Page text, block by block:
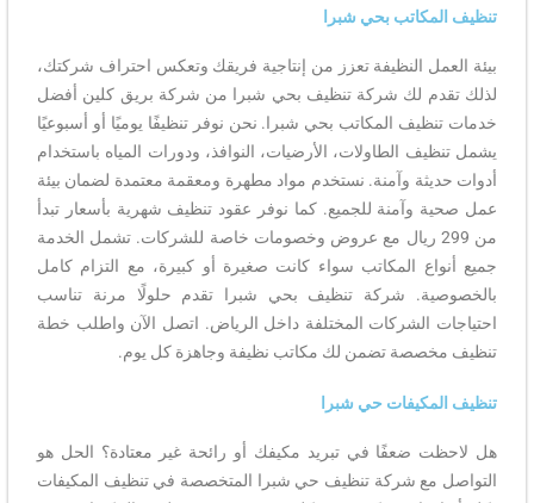
تنظيف المكاتب بحي شبرا
بيئة العمل النظيفة تعزز من إنتاجية فريقك وتعكس احتراف شركتك،
لذلك تقدم لك شركة تنظيف بحي شبرا من شركة بريق كلين أفضل
خدمات تنظيف المكاتب بحي شبرا. نحن نوفر تنظيفًا يوميًا أو أسبوعيًا
يشمل تنظيف الطاولات، الأرضيات، النوافذ، ودورات المياه باستخدام
أدوات حديثة وآمنة. نستخدم مواد مطهرة ومعقمة معتمدة لضمان بيئة
عمل صحية وآمنة للجميع. كما نوفر عقود تنظيف شهرية بأسعار تبدأ
من 299 ريال مع عروض وخصومات خاصة للشركات. تشمل الخدمة
جميع أنواع المكاتب سواء كانت صغيرة أو كبيرة، مع التزام كامل
بالخصوصية. شركة تنظيف بحي شبرا تقدم حلولًا مرنة تناسب
احتياجات الشركات المختلفة داخل الرياض. اتصل الآن واطلب خطة
تنظيف مخصصة تضمن لك مكاتب نظيفة وجاهزة كل يوم.
تنظيف المكيفات حي شبرا
هل لاحظت ضعفًا في تبريد مكيفك أو رائحة غير معتادة؟ الحل هو
التواصل مع شركة تنظيف حي شبرا المتخصصة في تنظيف المكيفات